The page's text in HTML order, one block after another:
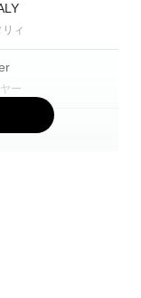
ィ
ー